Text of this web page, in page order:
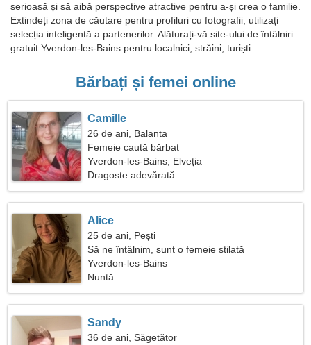
serioasă și să aibă perspective atractive pentru a-și crea o familie.
Extindeți zona de căutare pentru profiluri cu fotografii, utilizați
selecția inteligentă a partenerilor. Alăturați-vă site-ului de întâlniri
gratuit Yverdon-les-Bains pentru localnici, străini, turiști.
Bărbați și femei online
Camille
26 de ani, Balanta
Femeie caută bărbat
Yverdon-les-Bains, Elveţia
Dragoste adevărată
Alice
25 de ani, Pești
Să ne întâlnim, sunt o femeie stilată
Yverdon-les-Bains
Nuntă
Sandy
36 de ani, Săgetător